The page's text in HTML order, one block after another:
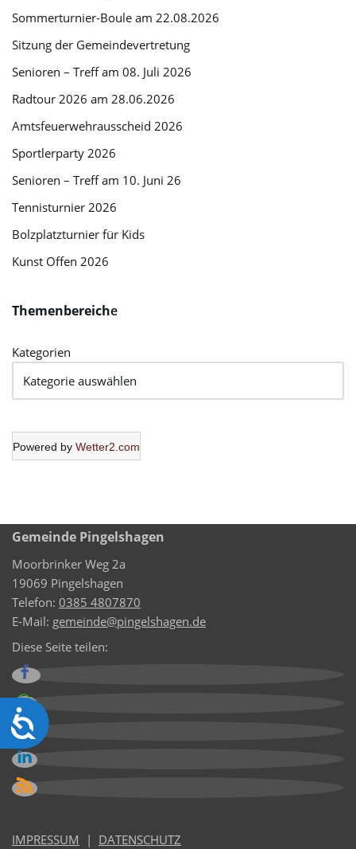
Barrierefreiheit
Sommerturnier-Boule am 22.08.2026
Sitzung der Gemeindevertretung
Senioren – Treff am 08. Juli 2026
Radtour 2026 am 28.06.2026
Amtsfeuerwehrausscheid 2026
Sportlerparty 2026
Senioren – Treff am 10. Juni 26
Tennisturnier 2026
Bolzplatzturnier für Kids
Kunst Offen 2026
Themenbereiche
Kategorien
Powered by Wetter2.com
Gemeinde Pingelshagen
Moorbrinker Weg 2a
19069 Pingelshagen
Telefon: 0385 4807870
E-Mail: gemeinde@pingelshagen.de
Diese Seite teilen:
IMPRESSUM | DATENSCHUTZ